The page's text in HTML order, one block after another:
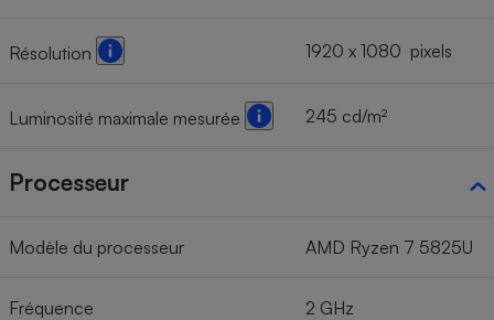
Résolution 1920 x 1080 pixels
Luminosité maximale mesurée 245 cd/m²
Processeur
Modèle du processeur AMD Ryzen 7 5825U
Fréquence 2 GHz